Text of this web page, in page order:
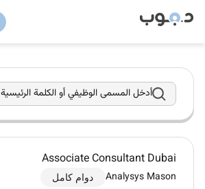
أدخل المسمى الوظيفي أو الكلمة الرئيسية
Associate Consultant Dubai
Analysys Mason دوام كامل